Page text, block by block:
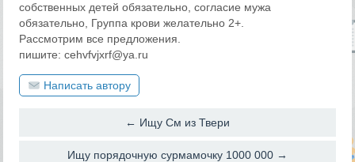
собственных детей обязательно, согласие мужа
обязательно, Группа крови желательно 2+.
Рассмотрим все предложения.
пишите: cehvfvjxrf@ya.ru
Написать автору
← Ищу См из Твери
Ищу порядочную сурмамочку 1000 000 →